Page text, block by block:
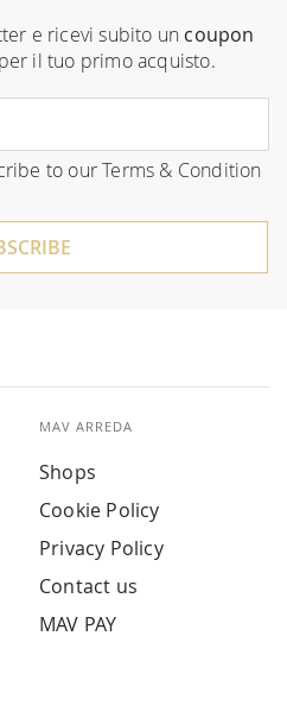
e ricevi subito un coupon
per il tuo primo acquisto.
to ourTerms & Condition
MAV ARREDA
Shops
Cookie Policy
Privacy Policy
Contact us
MAV PAY